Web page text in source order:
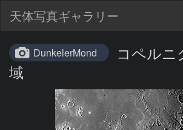
天体写真ギャラリー
DunkelerMond
コペルニ
域